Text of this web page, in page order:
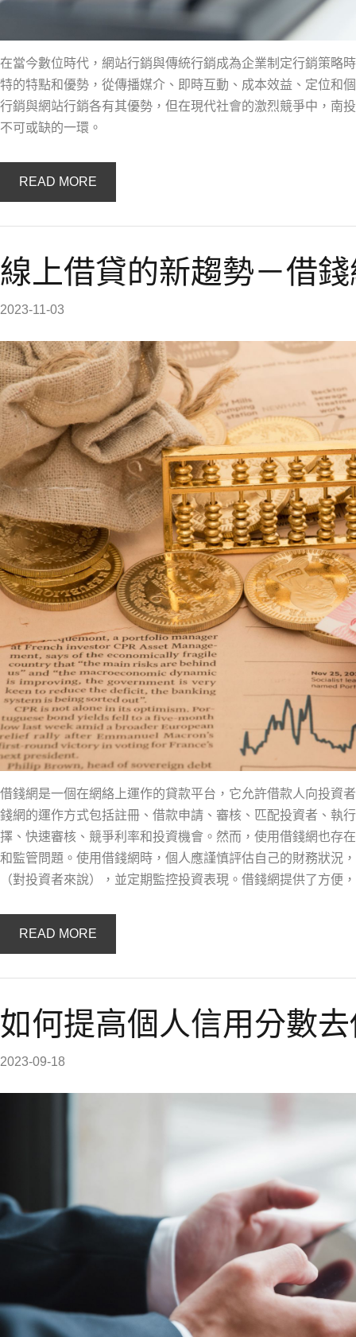
在當今數位時代，網站行銷與傳統行銷成為企業制定行銷策略
特的特點和優勢，從傳播媒介、即時互動、成本效益、定位和
行銷與網站行銷各有其優勢，但在現代社會的激烈競爭中，南
不可或缺的一環。
READ MORE
線上借貸的新趨勢－借
2023-11-03
借錢網是一個在網絡上運作的貸款平台，它允許借款人向投資
錢網的運作方式包括註冊、借款申請、審核、匹配投資者、執
擇、快速審核、競爭利率和投資機會。然而，使用借錢網也存
和監管問題。使用借錢網時，個人應謹慎評估自己的財務狀況
（對投資者來說），並定期監控投資表現。借錢網提供了方便
READ MORE
如何提高個人信用分數
2023-09-18